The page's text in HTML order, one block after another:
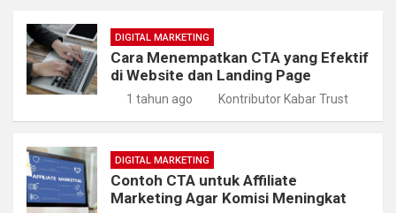
DIGITAL MARKETING
Cara Menempatkan CTA yang Efektif
di Website dan Landing Page
1 tahun ago Kontributor Kabar Trust
DIGITAL MARKETING
Contoh CTA untuk Affiliate
Marketing Agar Komisi Meningkat